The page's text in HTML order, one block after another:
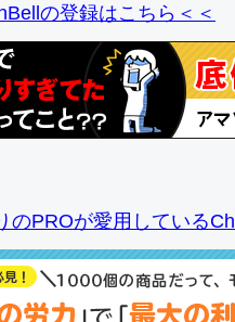
の登録はこちら＜＜
のPROが愛用している